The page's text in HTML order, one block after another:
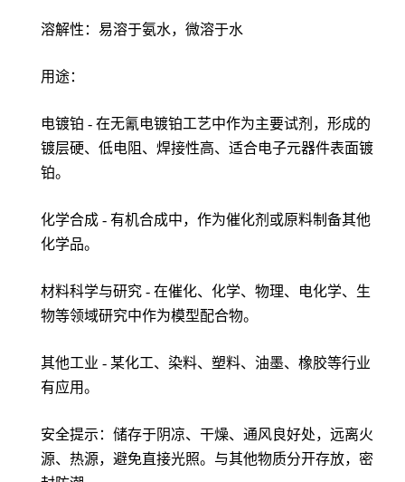
溶解性：易溶于氨水，微溶于水
用途：
电镀铂 - 在无氰电镀铂工艺中作为主要试剂，形成的
镀层硬、低电阻、焊接性高、适合电子元器件表面镀
铂。
化学合成 - 有机合成中，作为催化剂或原料制备其他
化学品。
材料科学与研究 - 在催化、化学、物理、电化学、生
物等领域研究中作为模型配合物。
其他工业 - 某化工、染料、塑料、油墨、橡胶等行业
有应用。
安全提示：储存于阴凉、干燥、通风良好处，远离火
源、热源，避免直接光照。与其他物质分开存放，密